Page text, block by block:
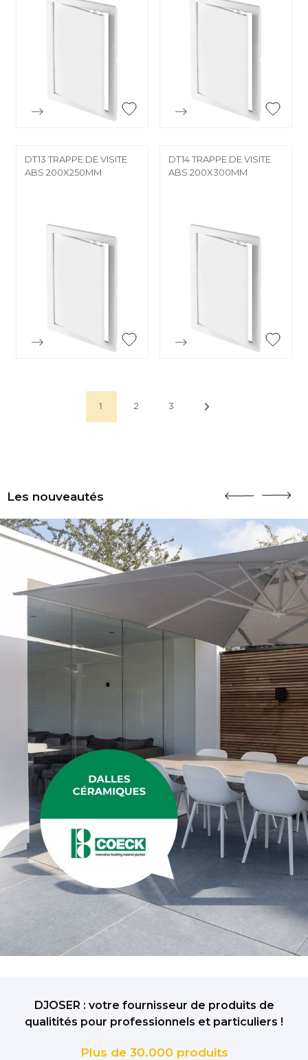
DT13 TRAPPE DE VISITE
ABS 200X250MM
DT14 TRAPPE DE VISITE
ABS 200X300MM
1 2 3
Les nouveautés
DJOSER : votre fournisseur de produits de
qualitités pour professionnels et particuliers !
Plus de 30.000 produits